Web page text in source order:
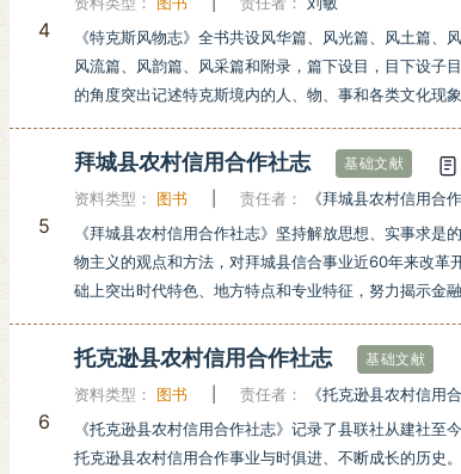
4
《特克斯风物志》全书共设风华篇、风光篇、风土篇、
风流篇、风韵篇、风采篇和附录，篇下设目，目下设子
的角度突出记述特克斯境内的人、物、事和各类文化现
5
拜城县农村信用合作社志 基础文献
资料类型：
图书 责任者： 《拜城县农村信用合
《拜城县农村信用合作社志》坚持解放思想、实事求是
物主义的观点和方法，对拜城县信合事业近60年来改革
础上突出时代特色、地方特点和专业特征，努力揭示金
6
托克逊县农村信用合作社志 基础文献
资料类型：
图书 责任者： 《托克逊县农村信用
《托克逊县农村信用合作社志》记录了县联社从建社至
托克逊县农村信用合作事业与时俱进、不断成长的历史